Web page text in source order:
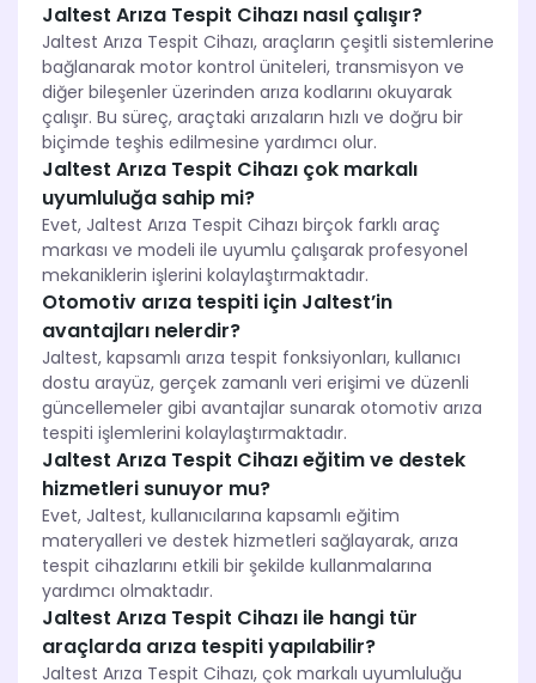
Jaltest Arıza Tespit Cihazı nasıl çalışır?
Jaltest Arıza Tespit Cihazı, araçların çeşitli sistemlerine
bağlanarak motor kontrol üniteleri, transmisyon ve
diğer bileşenler üzerinden arıza kodlarını okuyarak
çalışır. Bu süreç, araçtaki arızaların hızlı ve doğru bir
biçimde teşhis edilmesine yardımcı olur.
Jaltest Arıza Tespit Cihazı çok markalı
uyumluluğa sahip mi?
Evet, Jaltest Arıza Tespit Cihazı birçok farklı araç
markası ve modeli ile uyumlu çalışarak profesyonel
mekaniklerin işlerini kolaylaştırmaktadır.
Otomotiv arıza tespiti için Jaltest’in
avantajları nelerdir?
Jaltest, kapsamlı arıza tespit fonksiyonları, kullanıcı
dostu arayüz, gerçek zamanlı veri erişimi ve düzenli
güncellemeler gibi avantajlar sunarak otomotiv arıza
tespiti işlemlerini kolaylaştırmaktadır.
Jaltest Arıza Tespit Cihazı eğitim ve destek
hizmetleri sunuyor mu?
Evet, Jaltest, kullanıcılarına kapsamlı eğitim
materyalleri ve destek hizmetleri sağlayarak, arıza
tespit cihazlarını etkili bir şekilde kullanmalarına
yardımcı olmaktadır.
Jaltest Arıza Tespit Cihazı ile hangi tür
araçlarda arıza tespiti yapılabilir?
Jaltest Arıza Tespit Cihazı, çok markalı uyumluluğu